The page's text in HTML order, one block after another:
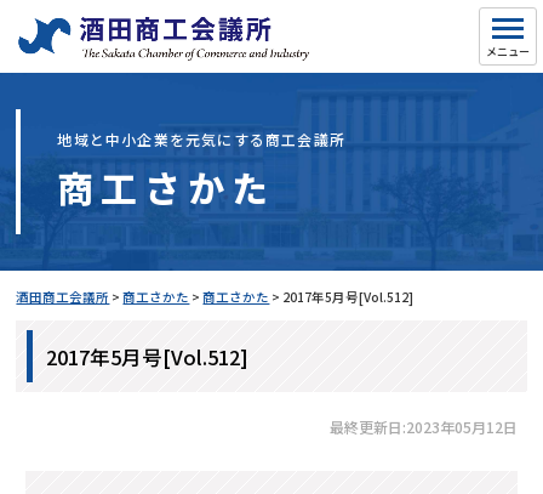
地域と中小企業を元気にする商工会議所
商工さかた
酒田商工会議所 >商工さかた >商工さかた > 2017年5月号[Vol.512]
2017年5月号[Vol.512]
最終更新日:2023年05月12日